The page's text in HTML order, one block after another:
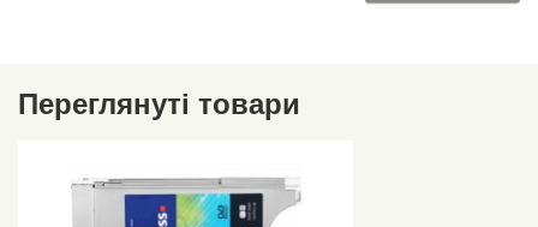
Переглянуті товари